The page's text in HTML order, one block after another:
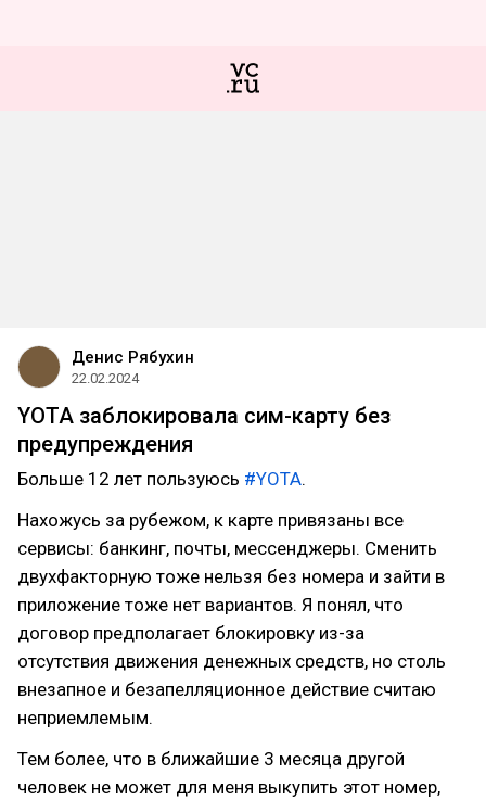
Денис Рябухин
22.02.2024
YOTA заблокировала сим-карту без
предупреждения
Больше 12 лет пользуюсь #YOTA.
Нахожусь за рубежом, к карте привязаны все
сервисы: банкинг, почты, мессенджеры. Сменить
двухфакторную тоже нельзя без номера и зайти в
приложение тоже нет вариантов. Я понял, что
договор предполагает блокировку из-за
отсутствия движения денежных средств, но столь
внезапное и безапелляционное действие считаю
неприемлемым.
Тем более, что в ближайшие 3 месяца другой
человек не может для меня выкупить этот номер,